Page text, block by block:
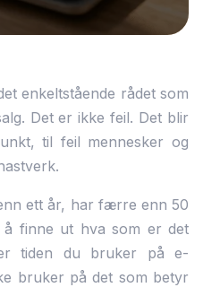
enkeltstående rådet som
Det er ikke feil. Det blir
til feil mennesker og
ett år, har færre enn 50
finne ut hva som er det
tiden du bruker på e-
bruker på det som betyr